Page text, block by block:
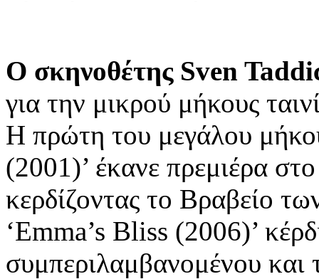
Ο σκηνοθέτης Sven
για την μικρού μήκους
Η πρώτη του μεγάλου
(2001)’ έκανε πρεμιέρα
κερδίζοντας το Βραβείο
‘Emma’s Bliss (2006)’
συμπεριλαμβανομένου